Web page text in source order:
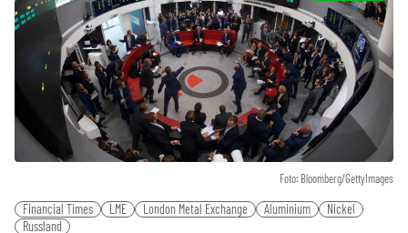
Foto: Bloomberg/GettyImages
Financial Times LME London Metal Exchange Aluminium
Nickel
Russland